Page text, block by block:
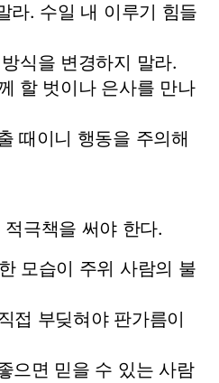
라. 수일 내 이루기 힘들
식을 변경하지 말라.
할 벗이나 은사를 만나
때이니 행동을 주의해
극책을 써야 한다.
모습이 주위 사람의 불
접 부딪혀야 판가름이
으면 믿을 수 있는 사람